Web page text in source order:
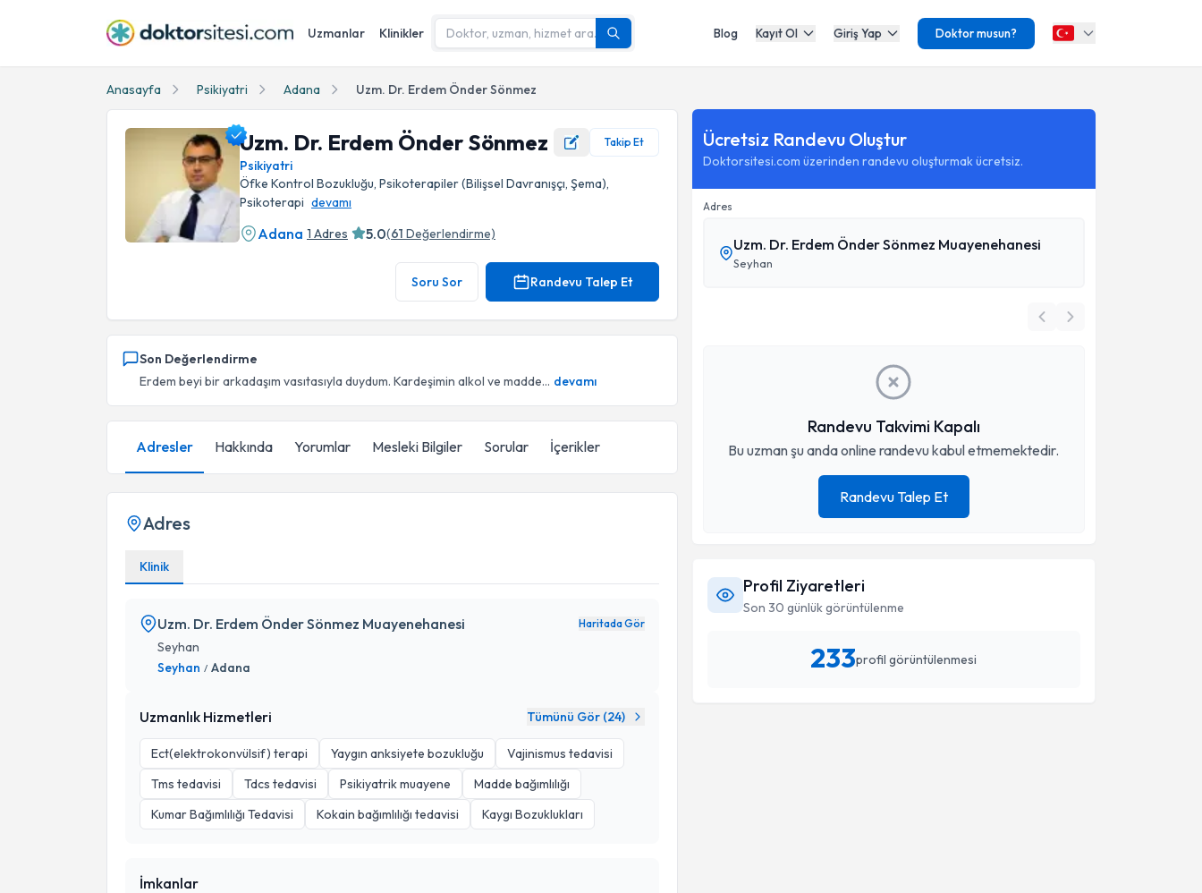
Uzmanlar Klinikler Blog Kayıt Ol Giriş Yap Doktor musun?
Anasayfa Psikiyatri Adana Uzm. Dr. Erdem Önder Sönmez
Uzm. Dr. Erdem Önder Sönmez Takip Et
Psikiyatri
Öfke Kontrol Bozukluğu, Psikoterapiler (Bilişsel Davranışçı, Şema),
Psikoterapi devamı
Adana 1 Adres 5.0(61 Değerlendirme)
Soru Sor Randevu Talep Et
Son Değerlendirme
Erdem beyi bir arkadaşım vasıtasıyla duydum. Kardeşimin alkol ve madde... devamı
Adresler Hakkında Yorumlar Mesleki Bilgiler Sorular İçerikler
Adres
Klinik
Uzm. Dr. Erdem Önder Sönmez Muayenehanesi Haritada Gör
Seyhan
Seyhan / Adana
Uzmanlık Hizmetleri Tümünü Gör (24)
Ect(elektrokonvülsif) terapi Yaygın anksiyete bozukluğu
Vajinismus tedavisi
Tms tedavisi
Tdcs tedavisi Psikiyatrik muayene
Madde bağımlılığı
Kumar Bağımlılığı Tedavisi
Kokain bağımlılığı tedavisi Kaygı Bozuklukları
İmkanlar
Ücretsiz Randevu Oluştur
Doktorsitesi.com üzerinden randevu oluşturmak ücretsiz.
Adres
Uzm. Dr. Erdem Önder Sönmez Muayenehanesi
Seyhan
Randevu Takvimi Kapalı
Bu uzman şu anda online randevu kabul etmemektedir.
Randevu Talep Et
Profil Ziyaretleri
Son 30 günlük görüntülenme
233profil görüntülenmesi